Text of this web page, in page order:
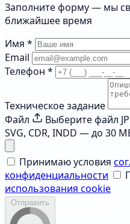
Заполните форму — мы
ближайшее время
Имя *
Email
Телефон *
Техническое задание
Файл
Выберите файл
SVG, CDR, INDD — до 30
Принимаю условия
конфиденциальности
использования cookie
Отправить